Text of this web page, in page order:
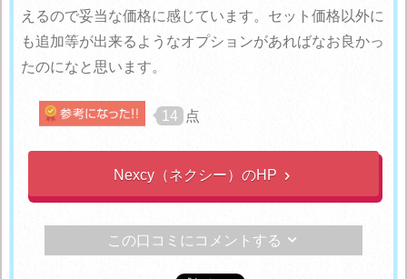
えるので妥当な価格に感じています。セット価格以外に
も追加等が出来るようなオプションがあればなお良かっ
たのになと思います。
14 点
Nexcy（ネクシー）のHP 
この口コミにコメントする 